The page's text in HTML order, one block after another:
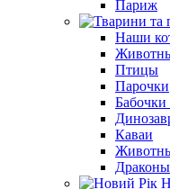
Париж
Наши
Птицы
Парочки
Бабочки
Каваи
Драконы